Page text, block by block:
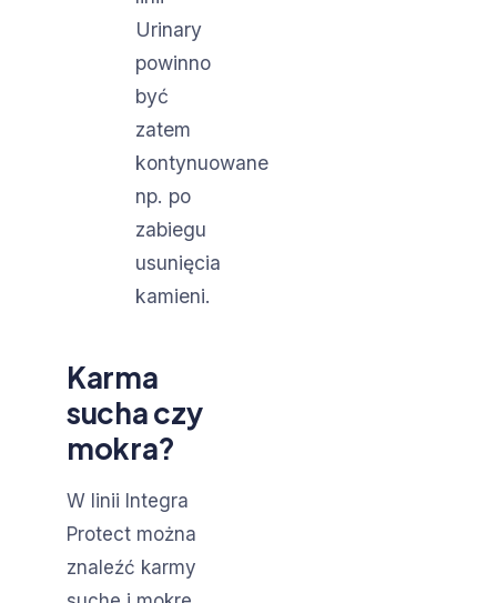
Urinary
powinno
być
zatem
kontynuowane
np. po
zabiegu
usunięcia
kamieni.
Karma
sucha czy
mokra?
W linii Integra
Protect można
znaleźć karmy